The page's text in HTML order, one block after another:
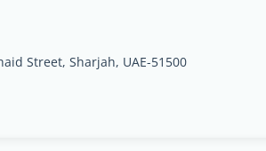
Street, Sharjah, UAE-51500